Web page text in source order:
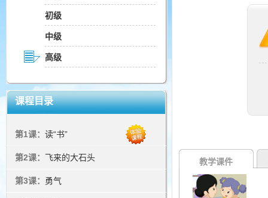
初级
中级
高级
课程目录
第1课： 读“书”
第2课： 飞来的大石头
第3课： 勇气
教学课件